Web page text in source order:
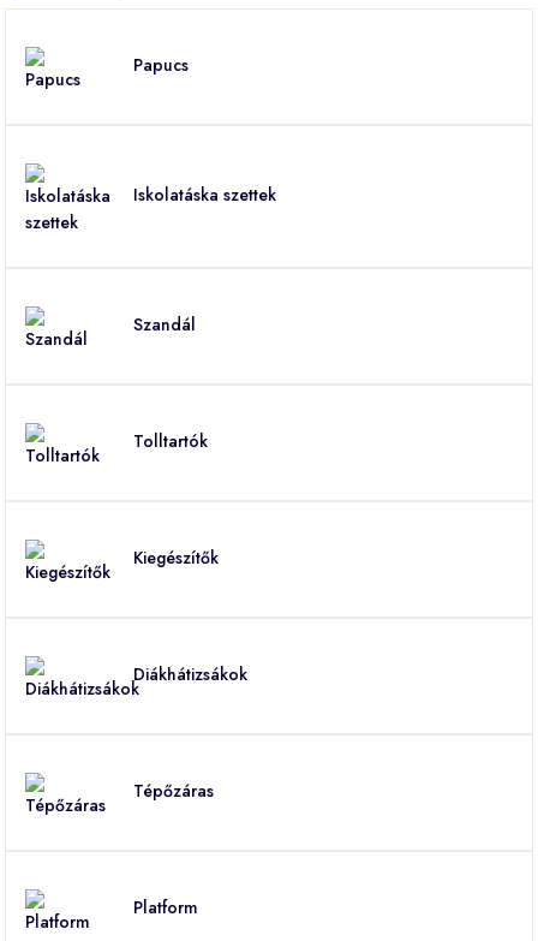
Papucs
Iskolatáska szettek
Szandál
Tolltartók
Kiegészítők
Diákhátizsákok
Tépőzáras
Platform